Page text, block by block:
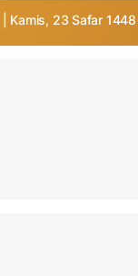
| Kamis, 23 Safar 1448